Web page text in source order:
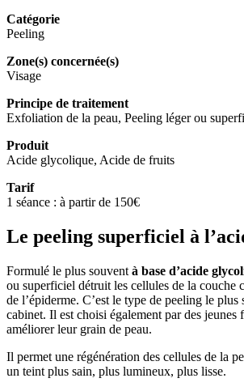
Catégorie
Peeling
Zone(s) concernée(s)
Visage
Principe de traitement
Exfoliation de la peau, Peeling léger ou
Produit
Acide glycolique, Acide de fruits
Tarif
1 séance : à partir de 150€
Le peeling superficiel à
Formulé le plus souvent à base d’acide
ou superficiel détruit les cellules de la couche
de l’épiderme. C’est le type de peeling le plus
cabinet. Il est choisi également par des jeunes
améliorer leur grain de peau.
Il permet une régénération des cellules de la
un teint plus sain, plus lumineux, plus lisse.